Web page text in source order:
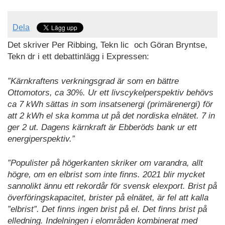
Dela
Det skriver Per Ribbing, Tekn lic och Göran Bryntse,
Tekn dr i ett debattinlägg i Expressen:
”Kärnkraftens verkningsgrad är som en bättre
Ottomotors, ca 30%. Ur ett livscykelperspektiv behövs
ca 7 kWh sättas in som insatsenergi (primärenergi) för
att 2 kWh el ska komma ut på det nordiska elnätet. 7 in
ger 2 ut. Dagens kärnkraft är Ebberöds bank ur ett
energiperspektiv.”
”Populister på högerkanten skriker om varandra, allt
högre, om en elbrist som inte finns. 2021 blir mycket
sannolikt ännu ett rekordår för svensk elexport. Brist på
överföringskapacitet, brister på elnätet, är fel att kalla
”elbrist”. Det finns ingen brist på el. Det finns brist på
elledning. Indelningen i elområden kombinerat med